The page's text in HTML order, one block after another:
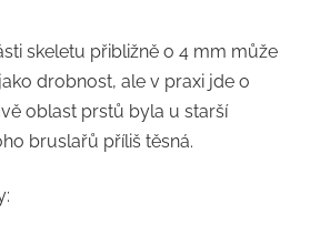
skeletu přibližně o 4 mm může
drobnost, ale v praxi jde o
oblast prstů byla u starší
bruslařů příliš těsná.